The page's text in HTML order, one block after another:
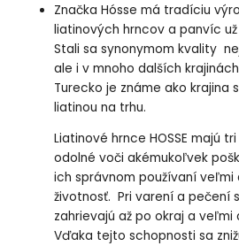
Značka Hósse má tradíciu
liatinových hrncov a panvíc
Stali sa synonymom kvality
ale i v mnoho dalších
Turecko je známe ako krajina
liatinou na trhu.
Liatinové hrnce HOSSE majú
odolné voči akémukoľvek
ich správnom používaní veľmi
životnosť. Pri varení a pečení
zahrievajú až po okraj a veľmi
Vďaka tejto schopnosti sa